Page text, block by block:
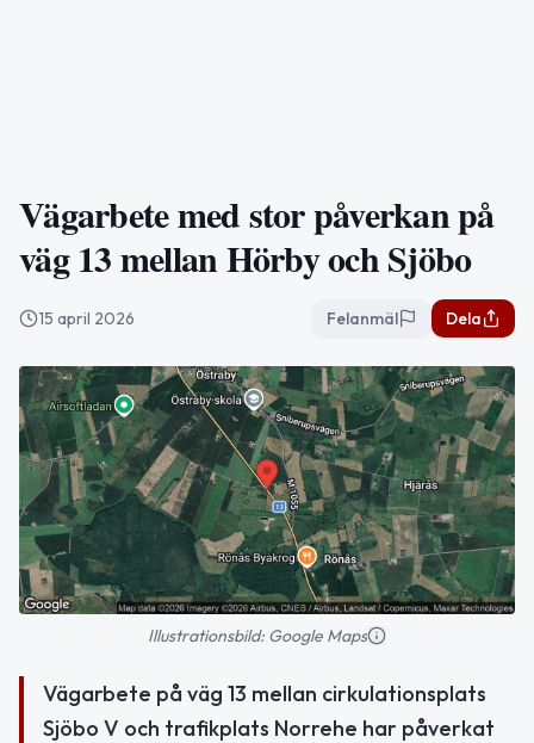
Vägarbete med stor påverkan på
väg 13 mellan Hörby och Sjöbo
15 april 2026 Felanmäl Dela
Illustrationsbild: Google Maps
Vägarbete på väg 13 mellan cirkulationsplats
Sjöbo V och trafikplats Norrehe har påverkat